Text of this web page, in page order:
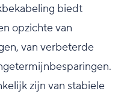
biedt
opzichte van
van verbeterde
zijn van stabiele